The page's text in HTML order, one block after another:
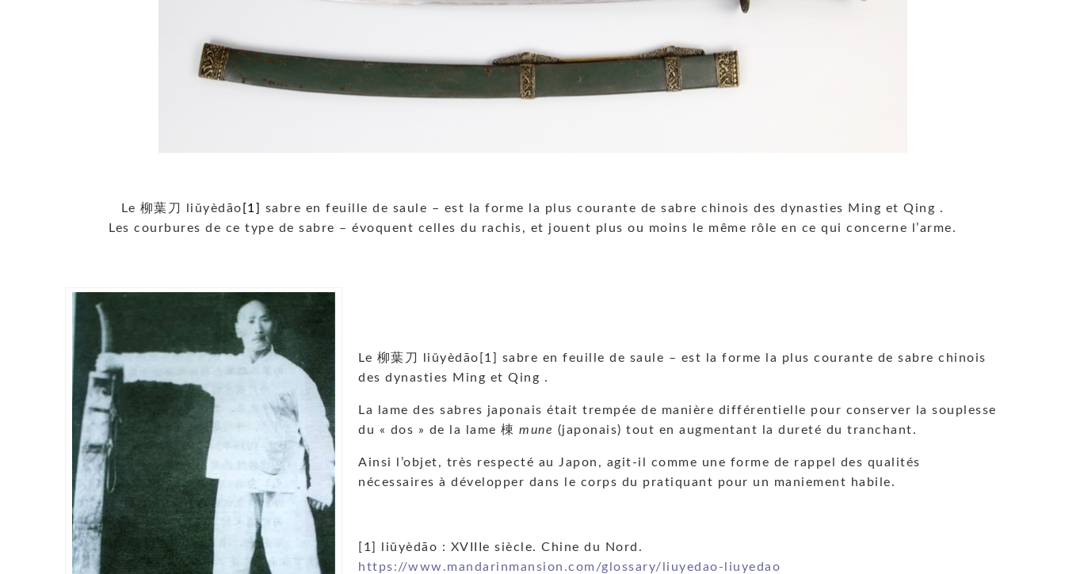
Le 柳葉刀 liǔyèdāo [1]
sabre en feuille de saule – est la forme la plus courante de sabre chinois des dynasties Ming et Qing .
Les courbures de ce type de sabre – évoquent celles du rachis, et jouent plus ou moins le même rôle en ce qui concerne l’arme.
Le 柳葉刀 liǔyèdāo[1] sabre en feuille de saule – est la forme la plus courante de sabre chinois
des dynasties Ming et Qing .
La lame des sabres japonais était trempée de manière différentielle pour conserver la souplesse
du « dos » de la lame 棟 mune (japonais) tout en augmentant la dureté du tranchant.
Ainsi l’objet, très respecté au Japon, agit-il comme une forme de rappel des qualités
nécessaires à développer dans le corps du pratiquant pour un maniement habile.
[1] liǔyèdāo : XVIIIe siècle. Chine du Nord.
https://www.mandarinmansion.com/glossary/liuyedao-liuyedao